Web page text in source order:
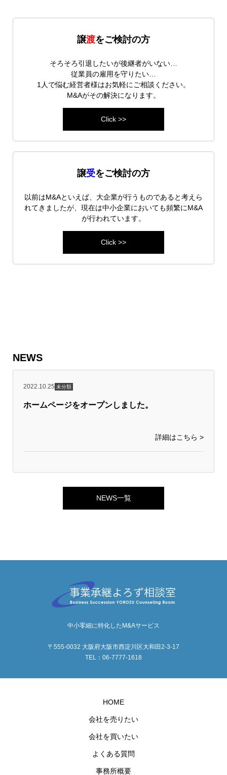
譲渡をご検討の方
そろそろ引退したいが後継者がいない…
従業員の雇用を守りたい…
1人で悩む経営者様はお気軽にご相談ください。
M&Aがその解決になります。
Click >>
譲受をご検討の方
以前はM&Aといえば、大企業が行うものであると考えら
れてきましたが、現在は中小企業においても頻繁にM&A
が行われています。
Click >>
NEWS
2022.10.25 未分類
ホームページをオープンしました。
詳細はこちら >
NEWS一覧
中小零細に特化したM&Aサービス
〒555-0032 大阪府大阪市西淀川区大和田2-3-17
TEL：06-7777-1618
HOME
会社を売りたい
会社を買いたい
よくある質問
事務所概要